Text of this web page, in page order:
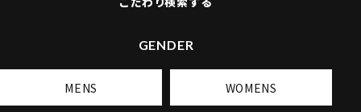
GENDER
MENS WOMENS